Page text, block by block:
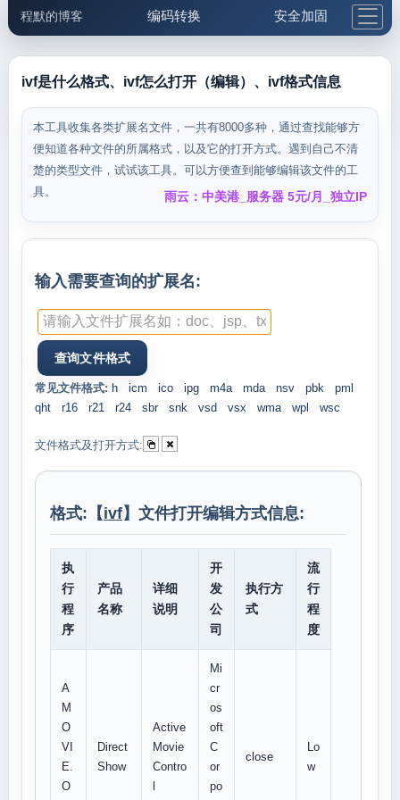
程默的博客 编码转换 安全加固
邮件工具 生活便民 更多工具
5.1支付宝大红包
ivf是什么格式、ivf怎么打开（编辑）、ivf格式信息
本工具收集各类扩展名文件，一共有8000多种，通过查找能够方
便知道各种文件的所属格式，以及它的打开方式。遇到自己不清
楚的类型文件，试试该工具。可以方便查到能够编辑该文件的工
具。
雨云：中美港_服务器 5元/月_独立IP
输入需要查询的扩展名:
常见文件格式: h icm ico ipg m4a mda nsv pbk
pml
qht
r16 r21 r24 sbr snk vsd vsx wma wpl wsc
文件格式及打开方式:
格式:【ivf】文件打开编辑方式信息:
执
行
程
序
产品
名称
详细
说明
开
发
公
司
执行方
式
流
行
程
度
A
M
O
VI
E.
O
Direct
Show
Active
Movie
Contro
Mi
cr
os
oft
C
or
po
close
Lo
w